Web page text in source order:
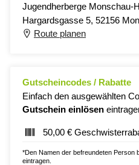
Jugendherberge Monschau-
Hargardsgasse 5, 52156
Route planen
Gutscheincodes / Rabatte
Einfach den ausgewählten
Gutschein einlösen
50,00 €
*Den Namen der befreundeten Person
eintragen.